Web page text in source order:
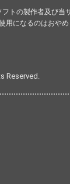
トの製作者及び当
になるのはおや
Reserved.